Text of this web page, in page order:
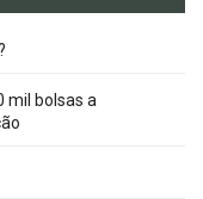
mil bolsas a